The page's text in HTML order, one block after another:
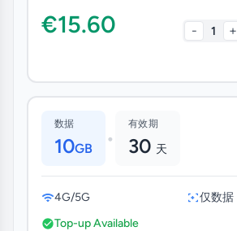
€15.60 - 1 +
数据
10GB •
有效期
30 天
4G/5G
仅数据
Top-up Available